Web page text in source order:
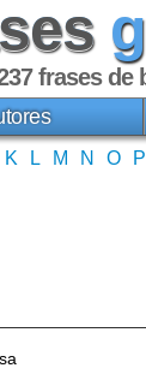
frases de
K L M N O P